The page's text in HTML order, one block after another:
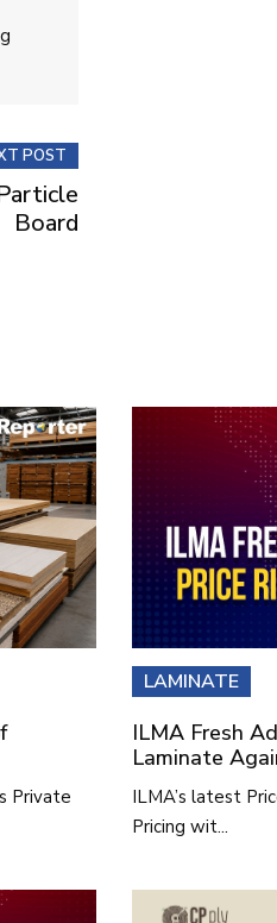
POST
Board
Private
LAMINATE
ILMA Fresh
Laminate
ILMA’s latest
Pricing wit...